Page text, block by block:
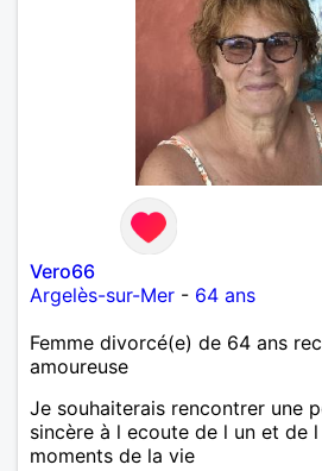
Vero66
Argelès-sur-Mer - 64 ans
Femme divorcé(e) de 64 ans
amoureuse
Je souhaiterais rencontrer une
sincère à l ecoute de l un et de
moments de la vie